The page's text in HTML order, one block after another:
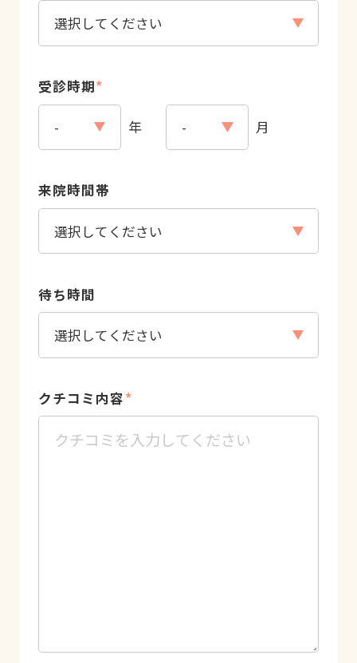
受診時期*
年 月
来院時間帯
待ち時間
クチコミ内容*